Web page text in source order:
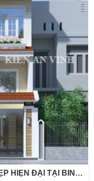
THIẾT KẾ NHÀ ỐNG 4 TẦNG ĐẸP HIỆN ĐẠI TẠI BÌNH THẠNH